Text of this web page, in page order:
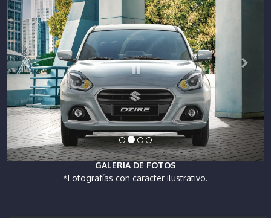
GALERIA DE FOTOS
*Fotografías con caracter ilustrativo.